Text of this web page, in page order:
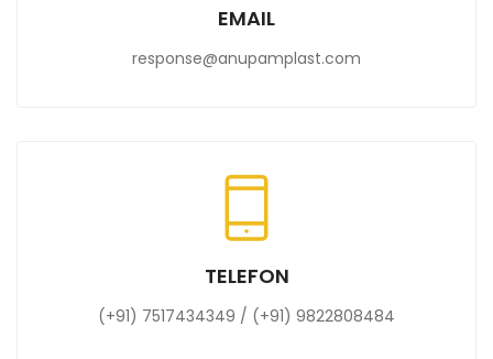
EMAIL
response@anupamplast.com
TELEFON
(+91) 7517434349 / (+91) 9822808484